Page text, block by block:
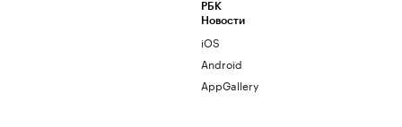
РБК
Новости
iOS
Android
AppGallery